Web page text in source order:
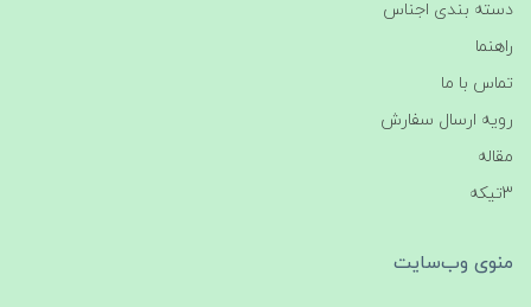
دسته بندی اجناس
راهنما
تماس با ما
رویه ارسال سفارش
مقاله
3تیکه
منوی وب‌سایت